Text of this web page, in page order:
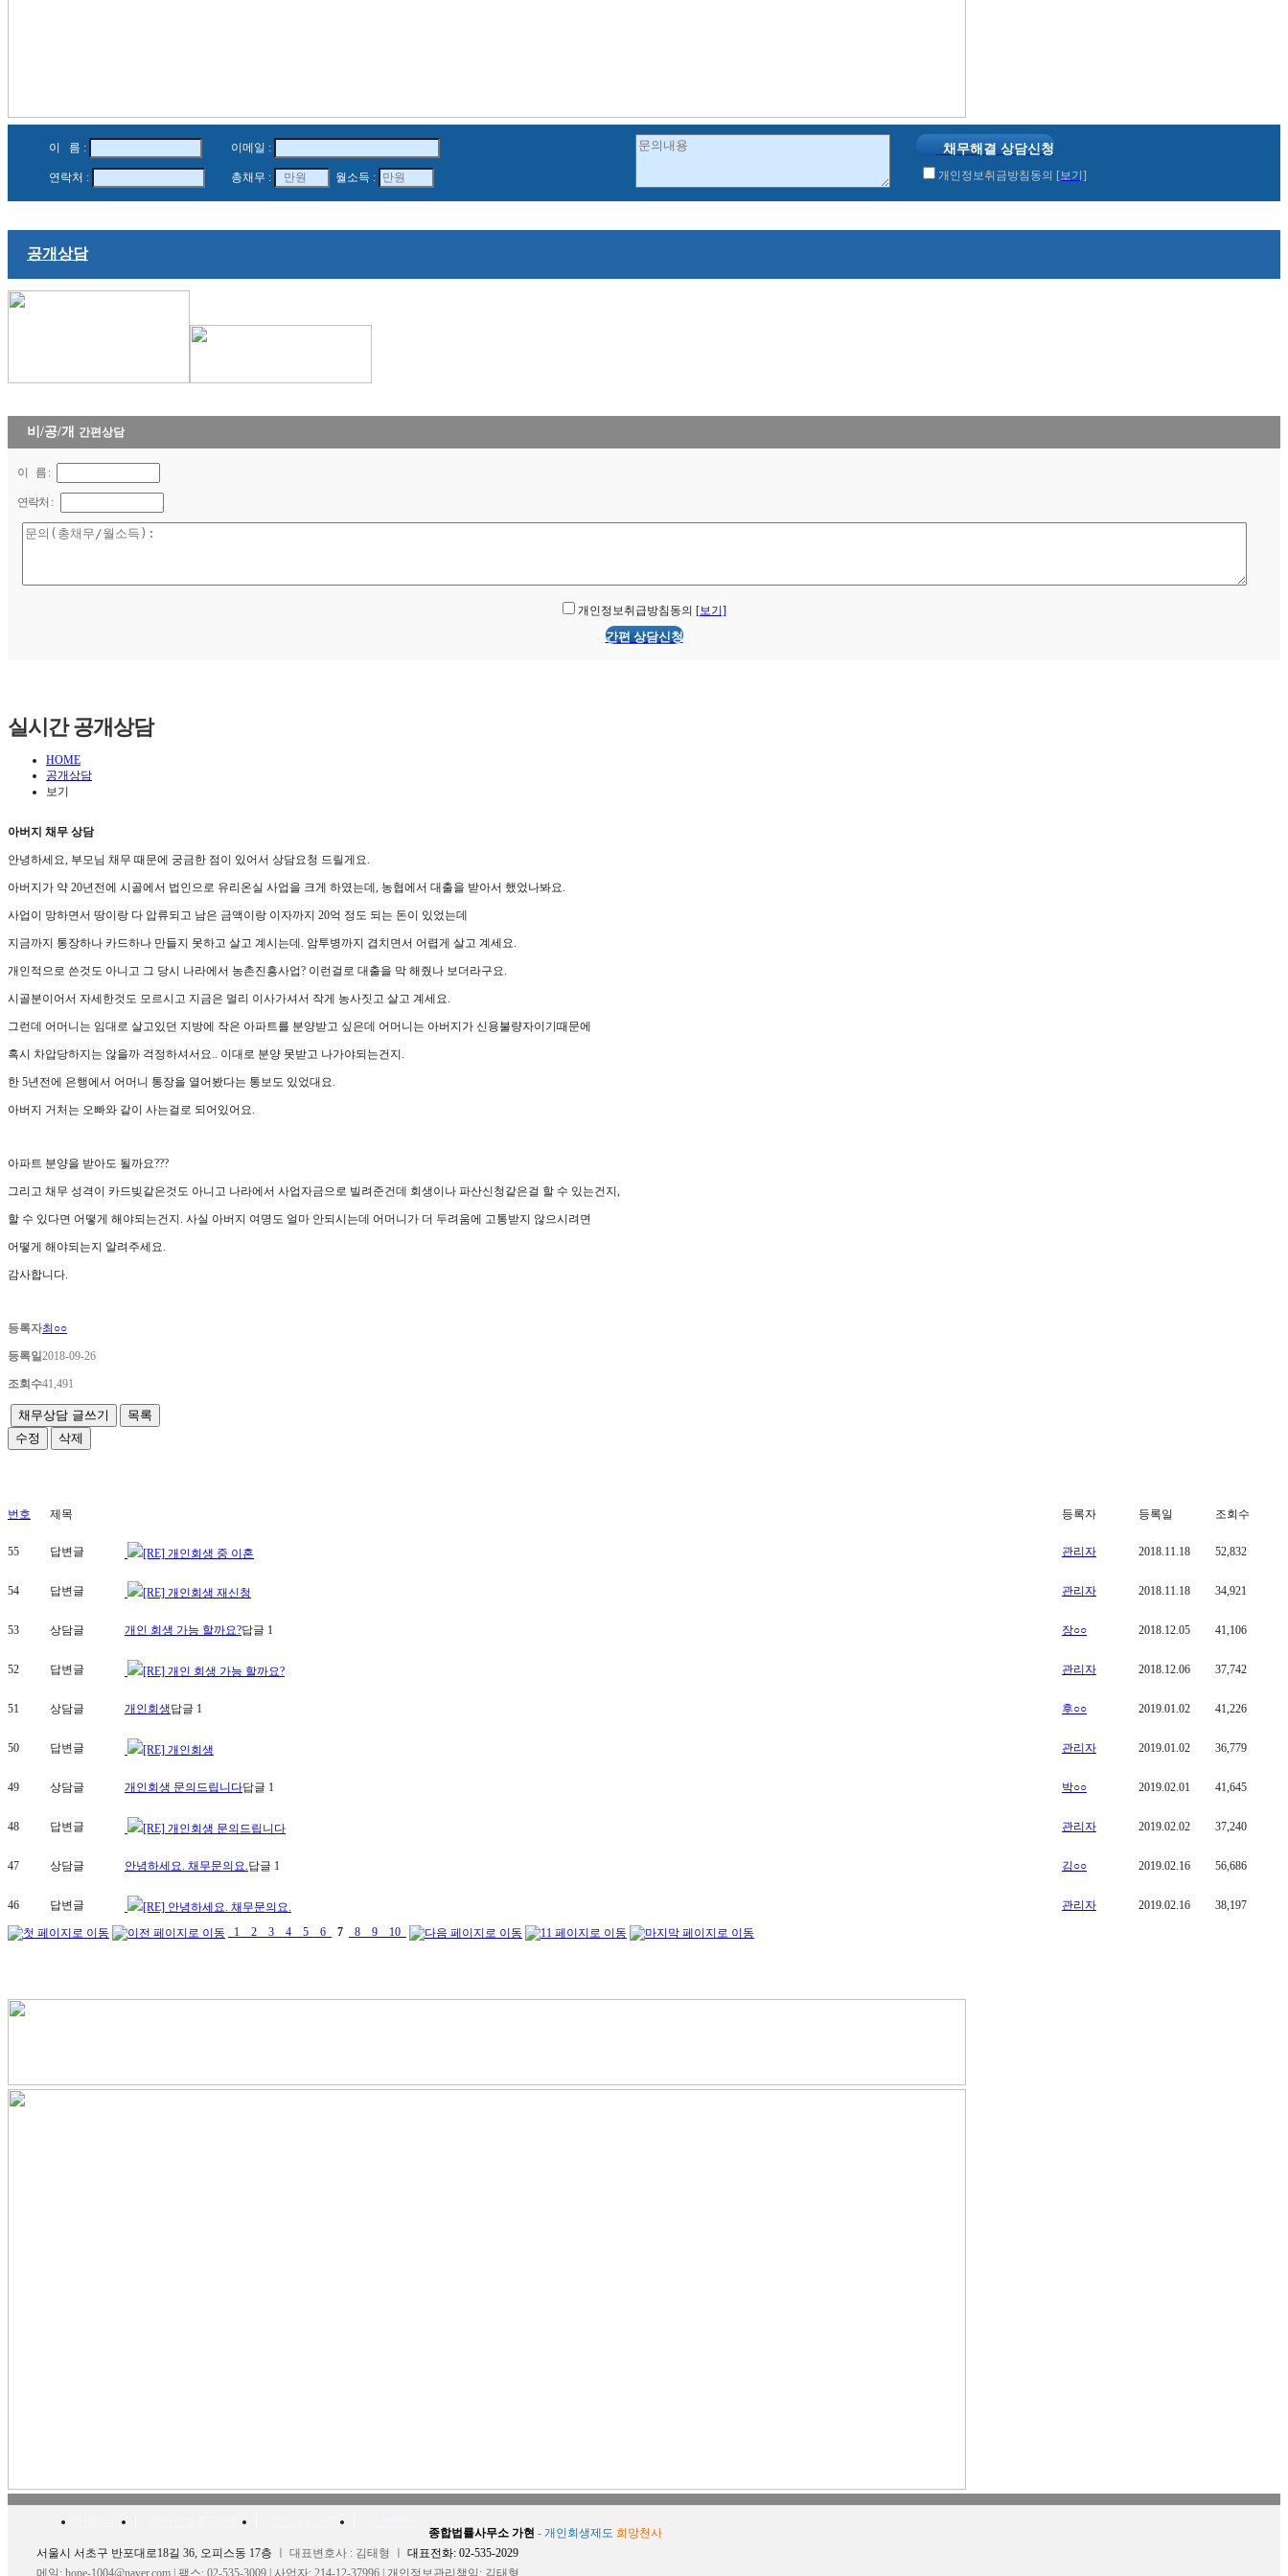
이 름 :
연락처 :
이메일 :
총채무 : 월소득 :
채무해결 상담신청
개인정보취금방침동의 [보기]
공개상담
비/공/개 간편상담
이 름 :
연락처 :
개인정보취급방침동의 [보기]
간편 상담신청
실시간 공개상담
HOME
공개상담
보기
아버지 채무 상담
안녕하세요, 부모님 채무 때문에 궁금한 점이 있어서 상담요청 드릴게요.
아버지가 약 20년전에 시골에서 법인으로 유리온실 사업을 크게 하였는데, 농협에서 대출을 받아서 했었나봐요.
사업이 망하면서 땅이랑 다 압류되고 남은 금액이랑 이자까지 20억 정도 되는 돈이 있었는데
지금까지 통장하나 카드하나 만들지 못하고 살고 계시는데. 암투병까지 겹치면서 어렵게 살고 계세요.
개인적으로 쓴것도 아니고 그 당시 나라에서 농촌진흥사업? 이런걸로 대출을 막 해줬나 보더라구요.
시골분이어서 자세한것도 모르시고 지금은 멀리 이사가셔서 작게 농사짓고 살고 계세요.
그런데 어머니는 임대로 살고있던 지방에 작은 아파트를 분양받고 싶은데 어머니는 아버지가 신용불량자이기때문에
혹시 차압당하지는 않을까 걱정하셔서요.. 이대로 분양 못받고 나가야되는건지.
한 5년전에 은행에서 어머니 통장을 열어봤다는 통보도 있었대요.
아버지 거처는 오빠와 같이 사는걸로 되어있어요.
아파트 분양을 받아도 될까요???
그리고 채무 성격이 카드빚같은것도 아니고 나라에서 사업자금으로 빌려준건데 회생이나 파산신청같은걸 할 수 있는건지,
할 수 있다면 어떻게 해야되는건지. 사실 아버지 여명도 얼마 안되시는데 어머니가 더 두려움에 고통받지 않으시려면
어떻게 해야되는지 알려주세요.
감사합니다.
등록자최○○
등록일2018-09-26
조회수41,491
채무상담 글쓰기
목록
수정
삭제
번호 제목 등록자 등록일 조회수
55 답변글 [RE] 개인회생 중 이혼 관리자 2018.11.18 52,832
54 답변글 [RE] 개인회생 재신청 관리자 2018.11.18 34,921
53 상담글 개인 회생 가능 할까요?답글 1 장○○ 2018.12.05 41,106
52 답변글 [RE] 개인 회생 가능 할까요? 관리자 2018.12.06 37,742
51 상담글 개인회생답글 1 후○○ 2019.01.02 41,226
50 답변글 [RE] 개인회생 관리자 2019.01.02 36,779
49 상담글 개인회생 문의드립니다답글 1 박○○ 2019.02.01 41,645
48 답변글 [RE] 개인회생 문의드립니다 관리자 2019.02.02 37,240
47 상담글 안녕하세요. 채무문의요. 답글 1 김○○ 2019.02.16 56,686
46 답변글 [RE] 안녕하세요. 채무문의요. 관리자 2019.02.16 38,197
1 2 3 4 5 6 7 8 9 10
종합법률사무소 가현 - 개인회생제도 희망천사
서울시 서초구 반포대로18길 36, 오피스동 17층 ㅣ 대표변호사 : 김태형 ㅣ 대표전화: 02-535-2029
메일: hope-1004@naver.com | 팩스: 02-535-3009 | 사업자: 214-12-37996 | 개인정보관리책임: 김태형